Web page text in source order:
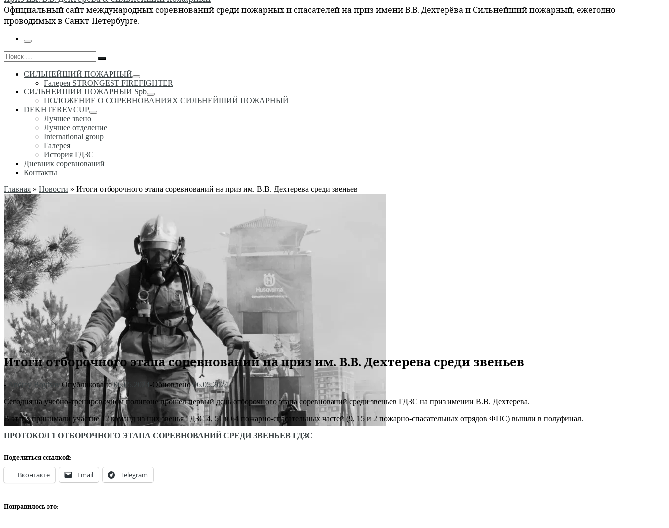
Официальный сайт международных соревнований среди пожарных и спасателей на приз имени В.В. Дехтерёва и Сильнейший пожарный, ежегодно
проводимых в Санкт-Петербурге.
Меню
Поиск
Поиск
…
СИЛЬНЕЙШИЙ ПОЖАРНЫЙ
Галерея STRONGEST FIREFIGHTER
СИЛЬНЕЙШИЙ ПОЖАРНЫЙ Spb
ПОЛОЖЕНИЕ О СОРЕВНОВАНИЯХ СИЛЬНЕЙШИЙ ПОЖАРНЫЙ
DEKHTEREVCUP
Лучшее звено
Лучшее отделение
International group
Галерея
История ГДЗС
Дневник соревнований
Контакты
Главная » Новости » Итоги отборочного этапа соревнований на приз им. В.В. Дехтерева среди звеньев
Итоги отборочного этапа соревнований на приз им. В.В. Дехтерева среди звеньев
-Andrey Boytsov|Опубликовано06.05.2024-Обновлено06.05.2024
Сегодня на учебно-тренировочном полигоне прошел первый день отборочного этапа соревнований среди звеньев ГДЗС на приз имении В.В. Дехтерева.
В этапе принимали участие 12 команд из них звенья ГДЗС 4, 51 и 64 пожарно-спасательных частей (9, 15 и 2 пожарно-спасательных отрядов ФПС) вышли в полуфинал.
ПРОТОКОЛ 1 ОТБОРОЧНОГО ЭТАПА СОРЕВНОВАНИЙ СРЕДИ ЗВЕНЬЕВ ГДЗС
Поделиться ссылкой:
Вконтакте Email Telegram
Понравилось это: